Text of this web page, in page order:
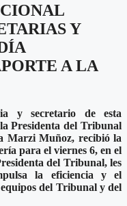
Y
A LA
y secretario de esta
Presidenta del Tribunal
Marzi Muñoz, recibió la
para el viernes 6, en el
del Tribunal, les
la eficiencia y el
del Tribunal y del